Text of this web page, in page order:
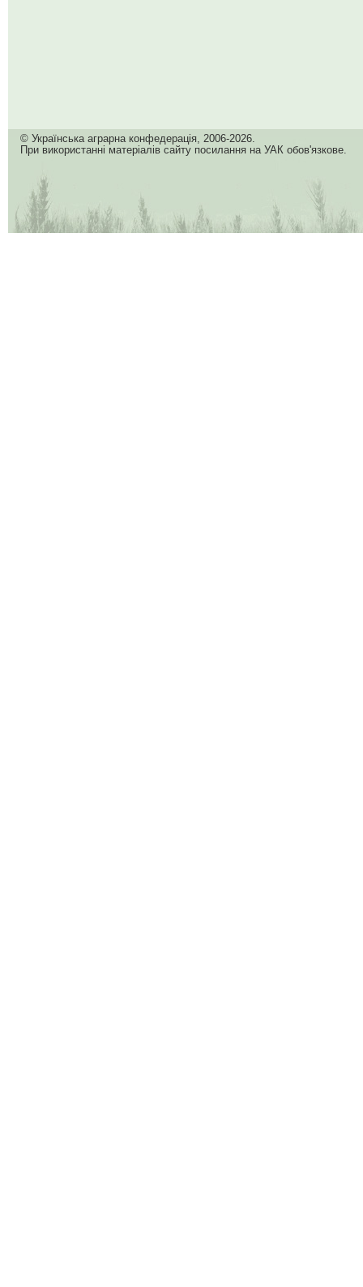
© Українська аграрна конфедерація, 2006-2026.
При використанні матеріалів сайту посилання на УАК обов'язкове.